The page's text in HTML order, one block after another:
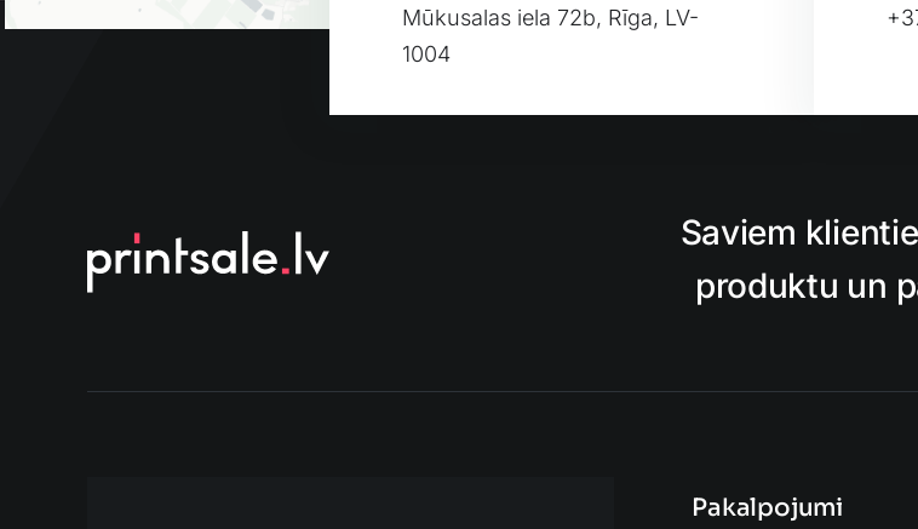
Mūkusalas iela 72b, Rīga, LV-
1004
Saviem
produktu un
Pakalpojumi